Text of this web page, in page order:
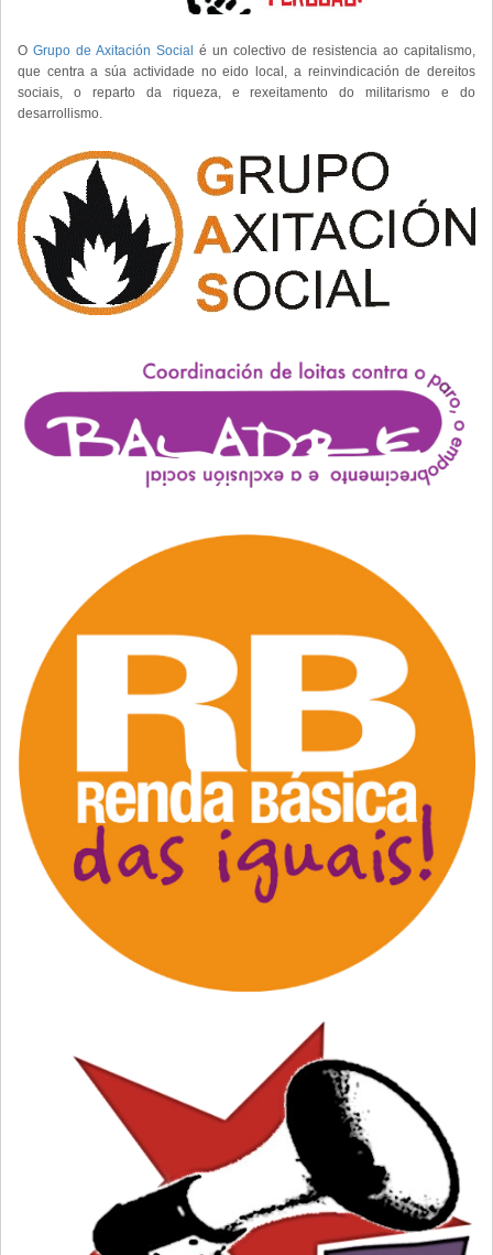
O Grupo de Axitación Social é un colectivo de resistencia ao capitalismo,
que centra a súa actividade no eido local, a reinvindicación de dereitos
sociais, o reparto da riqueza, e rexeitamento do militarismo e do
desarrollismo.